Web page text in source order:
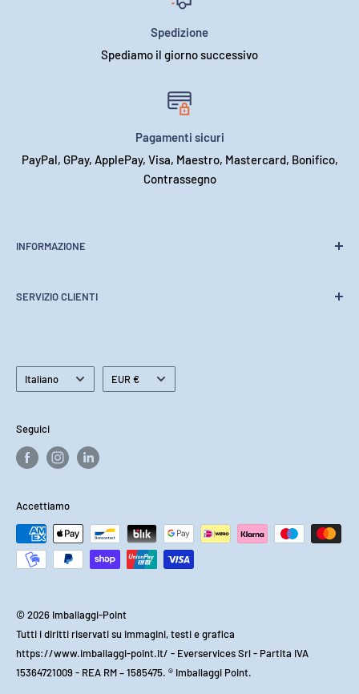
Spedizione
Spediamo il giorno successivo
Pagamenti sicuri
PayPal, GPay, ApplePay, Visa, Maestro, Mastercard, Bonifico,
Contrassegno
INFORMAZIONE
Contattaci
SERVIZIO CLIENTI
Spedizione e Consegna
Risparmia con gli acquisti multipli
Lingua
Italiano Valuta
EUR €
Seguici
Accettiamo
© 2026 Imballaggi-Point
Tutti i diritti riservati su immagini, testi e grafica
https://www.imballaggi-point.it/ - Everservices Srl - Partita IVA
15364721009 - REA RM – 1585475. ® Imballaggi Point.